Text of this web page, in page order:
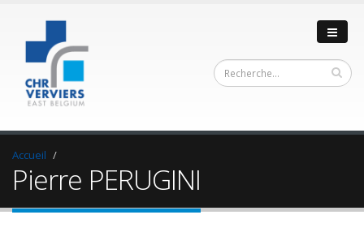
Accueil
Pierre PERUGINI